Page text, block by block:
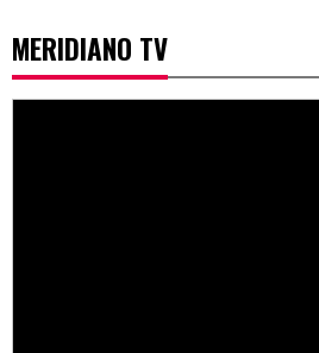
MERIDIANO TV